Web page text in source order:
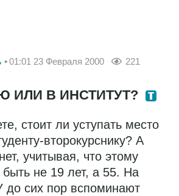
01:01 23 Февраля 2000 221
ИЛИ В ИНСТИТУТ?
стоит ли уступать место
второкурснику? А
учитывая, что этому
не 19 лет, а 55. На
сих пор вспоминают